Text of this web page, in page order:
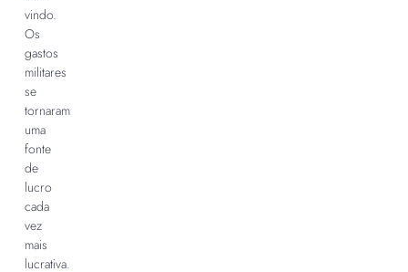
vindo.
Os
gastos
militares
se
tornaram
uma
fonte
de
lucro
cada
vez
mais
lucrativa.